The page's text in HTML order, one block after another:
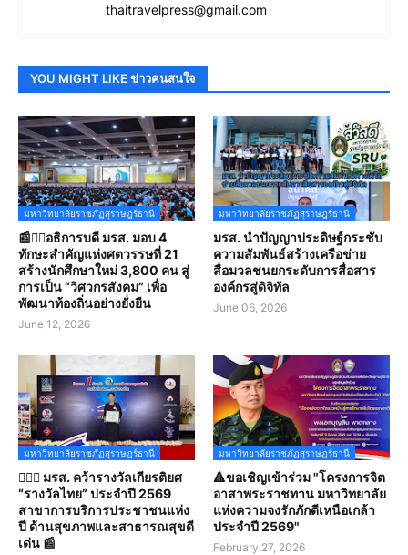
thaitravelpress@gmail.com
YOU MIGHT LIKE ข่าวคนสนใจ
มหาวิทยาลัยราชภัฏสุราษฎร์ธานี
📰✍🏻อธิการบดี มรส. มอบ 4
ทักษะสำคัญแห่งศตวรรษที่ 21
สร้างนักศึกษาใหม่ 3,800 คน สู่
การเป็น “วิศวกรสังคม” เพื่อ
พัฒนาท้องถิ่นอย่างยั่งยืน
June 12, 2026
มหาวิทยาลัยราชภัฏสุราษฎร์ธานี
มรส. นำปัญญาประดิษฐ์กระชับ
ความสัมพันธ์สร้างเครือข่าย
สื่อมวลชนยกระดับการสื่อสาร
องค์กรสู่ดิจิทัล
June 06, 2026
มหาวิทยาลัยราชภัฏสุราษฎร์ธานี
👩🏻‍⚕️ มรส. คว้ารางวัลเกียรติยศ
“รางวัลไทย” ประจำปี 2569
สาขาการบริการประชาชนแห่ง
ปี ด้านสุขภาพและสาธารณสุขดี
เด่น 📰
มหาวิทยาลัยราชภัฏสุราษฎร์ธานี
🔺ขอเชิญเข้าร่วม "โครงการจิต
อาสาพระราชทาน มหาวิทยาลัย
แห่งความจงรักภักดีเหนือเกล้า
ประจำปี 2569"
February 27, 2026